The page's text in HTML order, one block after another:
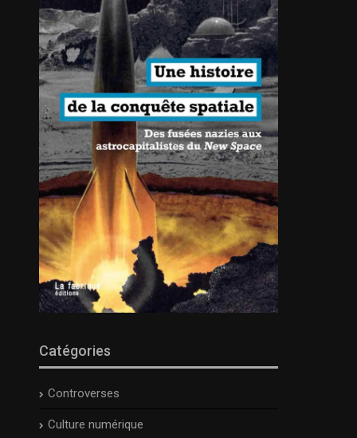
Catégories
Controverses
Culture numérique